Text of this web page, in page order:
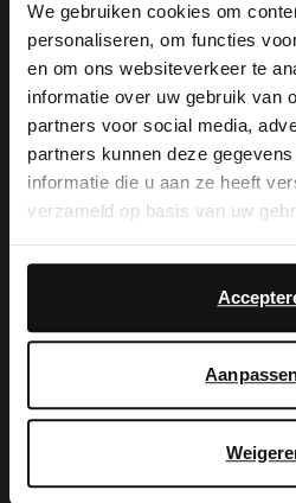
We gebruiken cookies om
personaliseren, om functies
en om ons websiteverkeer te
informatie over uw gebruik van
partners voor social media,
partners kunnen deze
informatie die u aan ze heeft
verzameld op basis van uw
Ich suche es für Sie
Offwhite Armreif der
Der Armreif hat eine
einen Durchmesser von
cm breit.
Lieferung &
View this website
It looks like your language
you like to switch to English?
English